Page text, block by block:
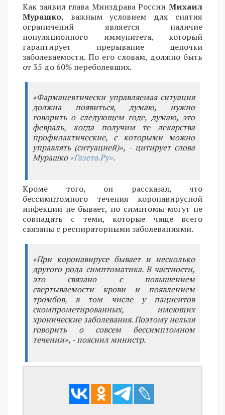
Как заявил глава Минздрава России Михаил
Мурашко, важным условием для снятия
ограничений является наличие
популяционного иммунитета, который
гарантирует прерывание цепочки
заболеваемости. По его словам, должно быть
от 35 до 60% переболевших.
«Фармацевтически управляемая ситуация
должна появиться, думаю, нужно
говорить о следующем годе, думаю, это
февраль, когда получим те лекарства
профилактические, с которыми можно
управлять (ситуацией)», - цитирует слова
Мурашко«Газета.Ру».
Кроме того, он рассказал, что
бессимптомного течения коронавирусной
инфекции не бывает, но симптомы могут не
совпадать с теми, которые чаще всего
связаны с респираторными заболеваниями.
«При коронавирусе бывает и несколько
другого рода симптоматика. В частности,
это связано с повышением
свертываемости крови и появлением
тромбов, в том числе у пациентов
скомпрометированных, имеющих
хронические заболевания. Поэтому нельзя
говорить о совсем бессимптомном
течении», - пояснил министр.